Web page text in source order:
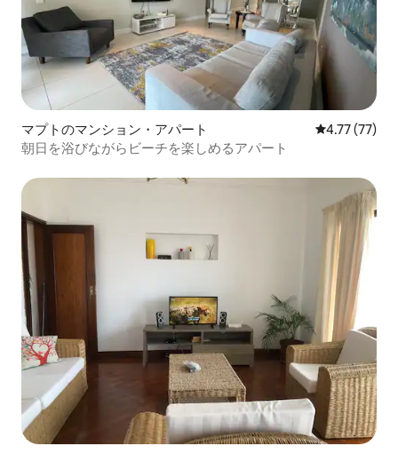
マプトのマンション・アパート レビュー77
4.77 (77)
朝日を浴びながらビーチを楽しめるアパート